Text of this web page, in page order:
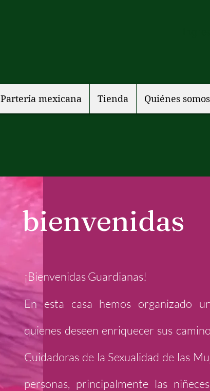
Partería mexicana Tienda Quiénes somos
bienvenidas
¡Bienvenidas Guardianas!
En esta casa hemos organizado
quienes deseen enriquecer sus
Cuidadoras de la Sexualidad de las
personas, principalmente las